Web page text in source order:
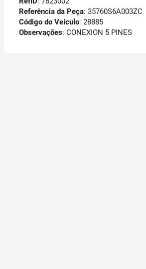
Referência da Peça: 35760S6A003ZC
Código do Veículo: 28885
Observações: CONEXION 5 PINES